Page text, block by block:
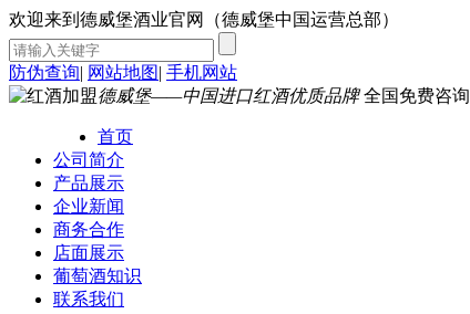
欢迎来到德威堡酒业官网（德威堡中国运营总部）
防伪查询| 网站地图| 手机网站
德威堡——中国进口红酒优质品牌 全国免费咨
首页
公司简介
产品展示
企业新闻
商务合作
店面展示
葡萄酒知识
联系我们